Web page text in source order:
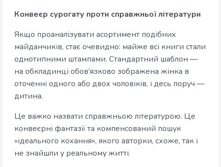
Конвеєр сурогату проти справжньої літератури
Якщо проаналізувати асортимент подібних
майданчиків, стає очевидно: майже всі книги стали
однотипними штампами. Стандартний шаблон —
на обкладинці обов’язково зображена жінка в
оточенні одного або двох чоловіків, і десь поруч —
дитина.
Це важко назвати справжньою літературою. Це
конвеєрні фантазії та компенсований пошук
«ідеального кохання», якого авторки, схоже, так і
не знайшли у реальному житті.